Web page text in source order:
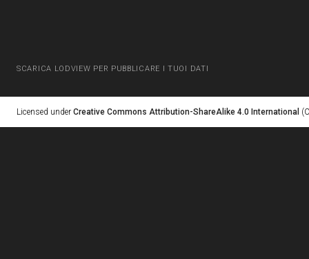
SCARICA LODVIEW PER PUBBLICARE I TUOI DATI
Licensed under Creative Commons Attribution-ShareAlike 4.0 International